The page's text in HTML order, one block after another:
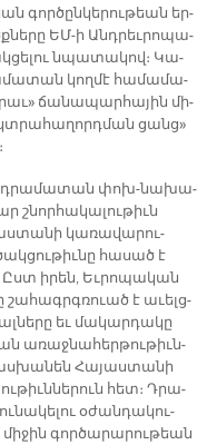
գոր­ծըն­կե­րու­թեան եր­
ԵՄ-ի Անդ­րեւ­րո­պա­
նպա­տա­կով։ Կա­
կող­մէ հա­մա­մա­
ճա­նա­պար­հա­յին մի­
ցանց»
դրա­մա­տան փոխ-նա­խա­
շնոր­հա­կա­լու­թիւն
կա­ռա­վա­րու­
հա­սած է
ի­րեն, Եւ­րո­պա­կան
շա­հագրգ­ռուած է ա­ւելց­
եւ մա­կար­դա­կը
ա­ռաջ­նա­հեր­թու­թիւն­
Հա­յաս­տա­նի
հետ։ Դրա­
օ­ժան­դա­կու­
գոր­ծա­րա­րու­թեան